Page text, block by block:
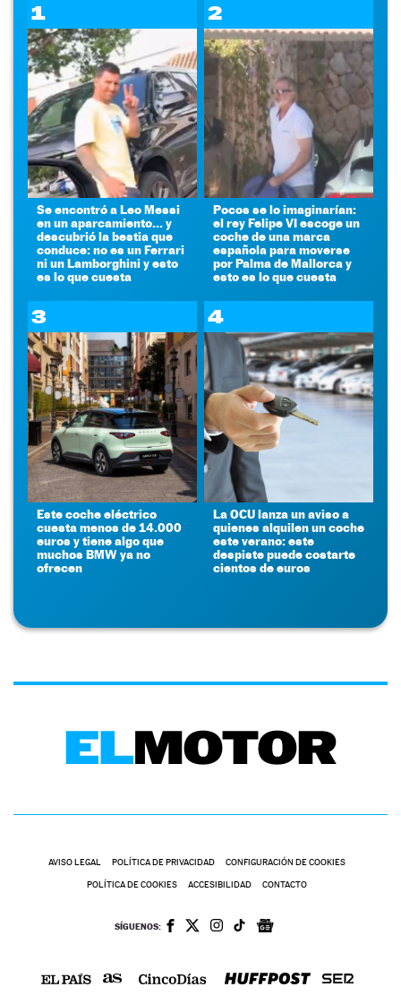
1
Se encontró a Leo Messi
en un aparcamiento... y
descubrió la bestia que
conduce: no es un Ferrari
ni un Lamborghini y esto
es lo que cuesta
2
Pocos se lo imaginarían:
el rey Felipe VI escoge un
coche de una marca
española para moverse
por Palma de Mallorca y
esto es lo que cuesta
3
Este coche eléctrico
cuesta menos de 14.000
euros y tiene algo que
muchos BMW ya no
ofrecen
4
La OCU lanza un aviso a
quienes alquilen un coche
este verano: este
despiste puede costarte
cientos de euros
AVISO LEGAL POLÍTICA DE PRIVACIDAD CONFIGURACIÓN DE COOKIES
POLÍTICA DE COOKIES ACCESIBILIDAD CONTACTO
SÍGUENOS: